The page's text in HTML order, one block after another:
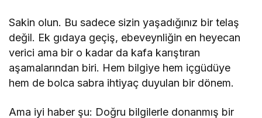
Sakin olun. Bu sadece sizin yaşadığınız bir telaş
değil. Ek gıdaya geçiş, ebeveynliğin en heyecan
verici ama bir o kadar da kafa karıştıran
aşamalarından biri. Hem bilgiye hem içgüdüye
hem de bolca sabra ihtiyaç duyulan bir dönem.
Ama iyi haber şu: Doğru bilgilerle donanmış bir